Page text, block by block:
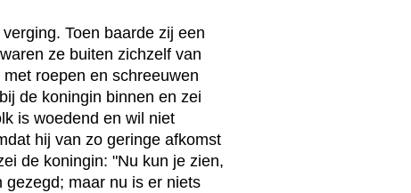
Toen baarde zij een
ze buiten zichzelf van
roepen en schreeuwen
de koningin binnen en zei
is woedend en wil niet
hij van zo geringe afkomst
de koningin: "Nu kun je zien,
maar nu is er niets